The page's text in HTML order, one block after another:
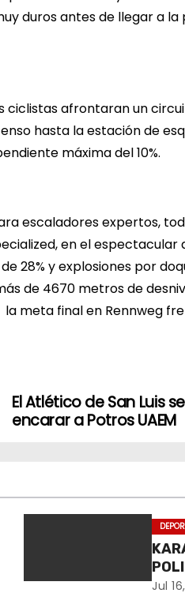
duros antes de llegar a
ciclistas afrontaran un
hasta la estación de
máxima del 10%.
escaladores expertos,
en el
28% y explosiones por
de 4670 metros de
meta final en Rennweg
El Atlético de San Luis
encarar a Potros UAEM
Jul